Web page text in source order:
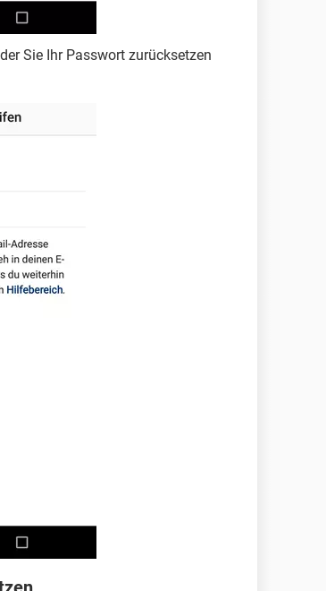
Sie Ihr Passwort zurücksetzen